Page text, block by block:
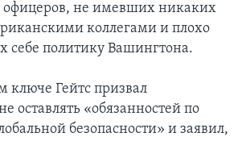
офицеров, не имевших никаких
коллегами и плохо
себе политику Вашингтона.
ключе Гейтс призвал
оставлять «обязанностей по
безопасности» и заявил,